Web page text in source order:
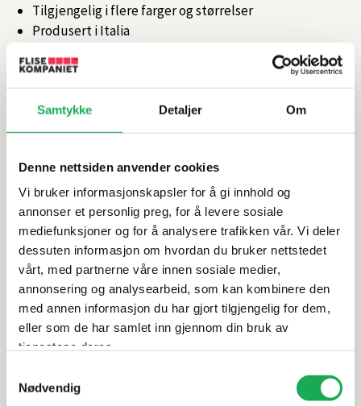
Samtykke Detaljer Om
Denne nettsiden anvender cookies
Vi bruker informasjonskapsler for å gi innhold og
annonser et personlig preg, for å levere sosiale
mediefunksjoner og for å analysere trafikken vår. Vi deler
dessuten informasjon om hvordan du bruker nettstedet
vårt, med partnerne våre innen sosiale medier,
annonsering og analysearbeid, som kan kombinere den
med annen informasjon du har gjort tilgjengelig for dem,
eller som de har samlet inn gjennom din bruk av
tjenestene deres.
Nødvendig
Tilgjengelig i flere farger og størrelser
Produsert i Italia
Artikkelnr.101473235
Spesifikasjoner
Rengjøring og vedlikehold
Leveringsinformasjon
Dokumentasjon
Alternative produkter